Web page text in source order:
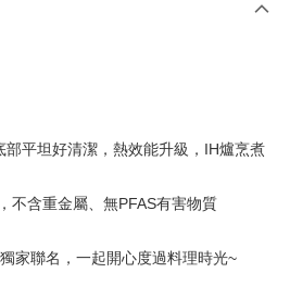
平坦好清潔，熱效能升級，IH爐烹煮
不含重金屬、無PFAS有害物質
家聯名，一起開心度過料理時光~